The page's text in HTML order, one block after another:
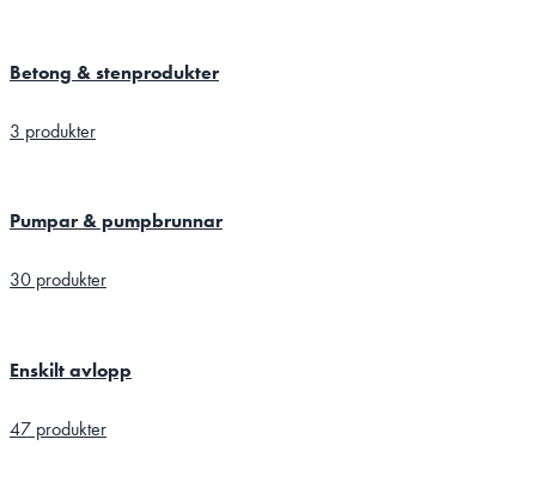
Betong & stenprodukter
3 produkter
Pumpar & pumpbrunnar
30 produkter
Enskilt avlopp
47 produkter